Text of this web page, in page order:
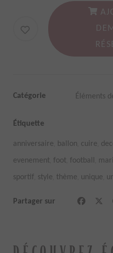
Catégorie Éléments
Étiquette
anniversaire ballon cuire
evenement ,foot ,football
sportif style thème unique
Partager sur